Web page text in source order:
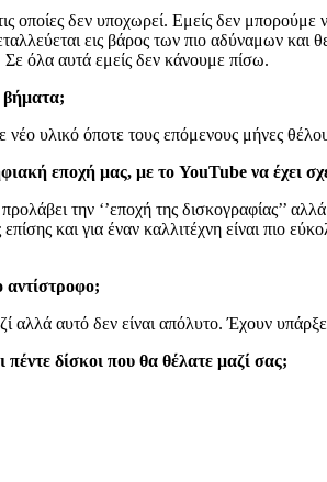
οποίες δεν υποχωρεί. Εμείς δεν
εις βάρος των πιο αδύναμων
Σε όλα αυτά εμείς δεν κάνουμε πίσω.
βήματα;
υλικό όποτε τους επόμενους μήνες
εποχή μας, με το YouTube να έχει
προλάβει την ‘’εποχή της δισκογραφίας’’
και για έναν καλλιτέχνη είναι πιο
αντίστροφο;
αλλά αυτό δεν είναι απόλυτο. Έχουν
δίσκοι που θα θέλατε μαζί σας;